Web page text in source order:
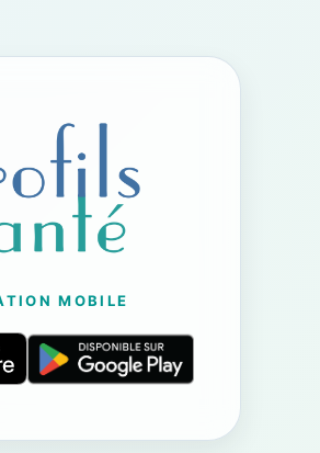
MOBILE